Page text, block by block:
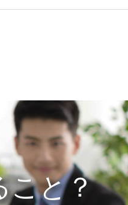
こと？